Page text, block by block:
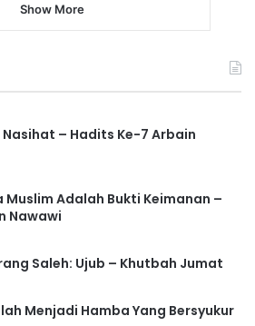
Show More
– Hadits Ke-7 Arbain
Adalah Bukti Keimanan –
Nawawi
Saleh: Ujub – Khutbah Jumat
Menjadi Hamba Yang Bersyukur